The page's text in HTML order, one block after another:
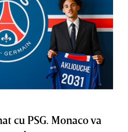
cu PSG. Monaco va